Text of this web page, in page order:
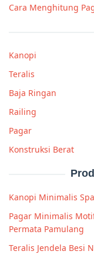
Cara Menghitung
Kanopi
Teralis
Baja Ringan
Railing
Pagar
Konstruksi Berat
Kanopi Minimalis
Pagar Minimalis
Permata Pamulang
Teralis Jendela Besi